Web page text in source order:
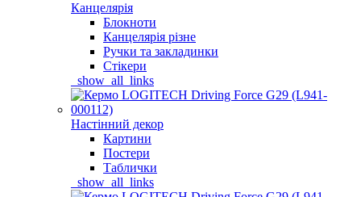
Канцелярія
Блокноти
Канцелярія різне
Ручки та закладинки
Стікери
_show_all_links
Настінний декор
Картини
Постери
Таблички
_show_all_links